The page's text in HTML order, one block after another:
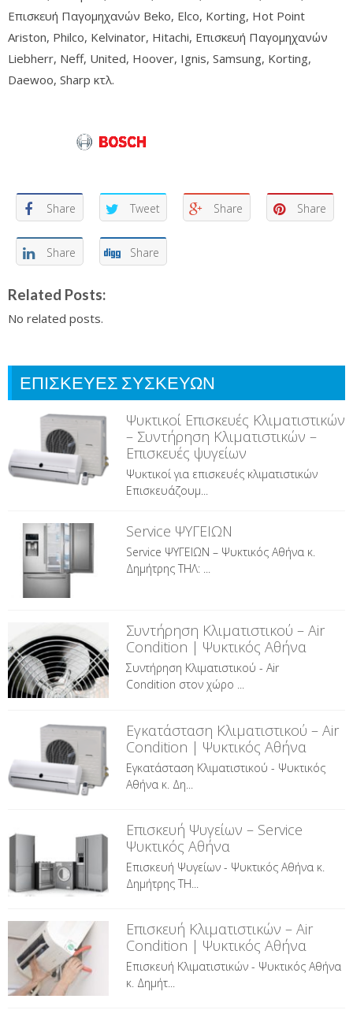
Επισκευή Παγομηχανών Beko, Elco, Korting, Hot Point
Ariston, Philco, Kelvinator, Hitachi, Επισκευή Παγομηχανών
Liebherr, Neff, United, Hoover, Ignis, Samsung, Korting,
Daewoo, Sharp κτλ.
Share Tweet Share Share
Share Share
Related Posts:
No related posts.
ΕΠΙΣΚΕΥΕΣ ΣΥΣΚΕΥΩΝ
Ψυκτικοί Επισκευές Κλιματιστικών
– Συντήρηση Κλιματιστικών –
Επισκευές ψυγείων
Ψυκτικοί για επισκευές κλιματιστικών
Επισκευάζουμ...
Service ΨΥΓΕΙΩΝ
Service ΨΥΓΕΙΩΝ – Ψυκτικός Αθήνα κ.
Δημήτρης ΤΗΛ: ...
Συντήρηση Κλιματιστικού – Air
Condition | Ψυκτικός Αθήνα
Συντήρηση Κλιματιστικού - Air
Condition στον χώρο ...
Εγκατάσταση Κλιματιστικού – Air
Condition | Ψυκτικός Αθήνα
Εγκατάσταση Κλιματιστικού - Ψυκτικός
Αθήνα κ. Δη...
Επισκευή Ψυγείων – Service
Ψυκτικός Αθήνα
Επισκευή Ψυγείων - Ψυκτικός Αθήνα κ.
Δημήτρης ΤΗ...
Επισκευή Κλιματιστικών – Air
Condition | Ψυκτικός Αθήνα
Επισκευή Κλιματιστικών - Ψυκτικός Αθήνα
κ. Δημήτ...